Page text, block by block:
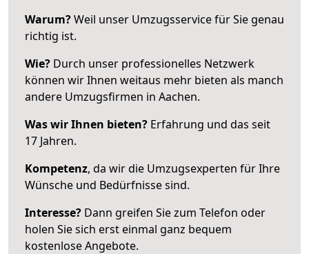
Warum?Weil unser Umzugsservice für Sie genau
richtig ist.
Wie? Durch unser professionelles Netzwerk
können wir Ihnen weitaus mehr bieten als manch
andere Umzugsfirmen in Aachen.
Was wir Ihnen bieten? Erfahrung und das seit
17 Jahren.
Kompetenz, da wir die Umzugsexperten für Ihre
Wünsche und Bedürfnisse sind.
Interesse? Dann greifen Sie zum Telefon oder
holen Sie sich erst einmal ganz bequem
kostenlose Angebote.